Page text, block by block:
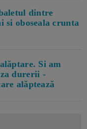
dintre
si oboseala crunta
Si am
durerii -
alăptează